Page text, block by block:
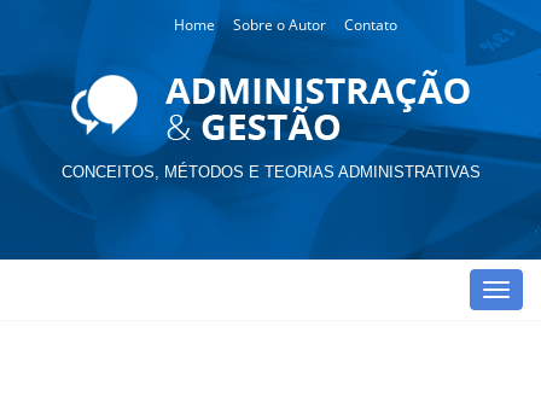
Home Sobre o Autor Contato
CONCEITOS, MÉTODOS E TEORIAS ADMINISTRATIVAS